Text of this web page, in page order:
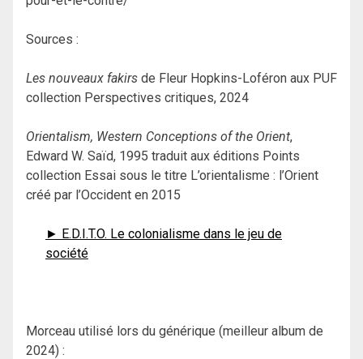
Sources :
Les nouveaux fakirs de Fleur Hopkins-Loféron aux PUF
collection Perspectives critiques, 2024
Orientalism, Western Conceptions of the Orient,
Edward W. Saïd, 1995 traduit aux éditions Points
collection Essai sous le titre L’orientalisme : l’Orient
créé par l’Occident en 2015
► E.D.I.T.O. Le colonialisme dans le jeu de
société
Morceau utilisé lors du générique (meilleur album de
2024) :